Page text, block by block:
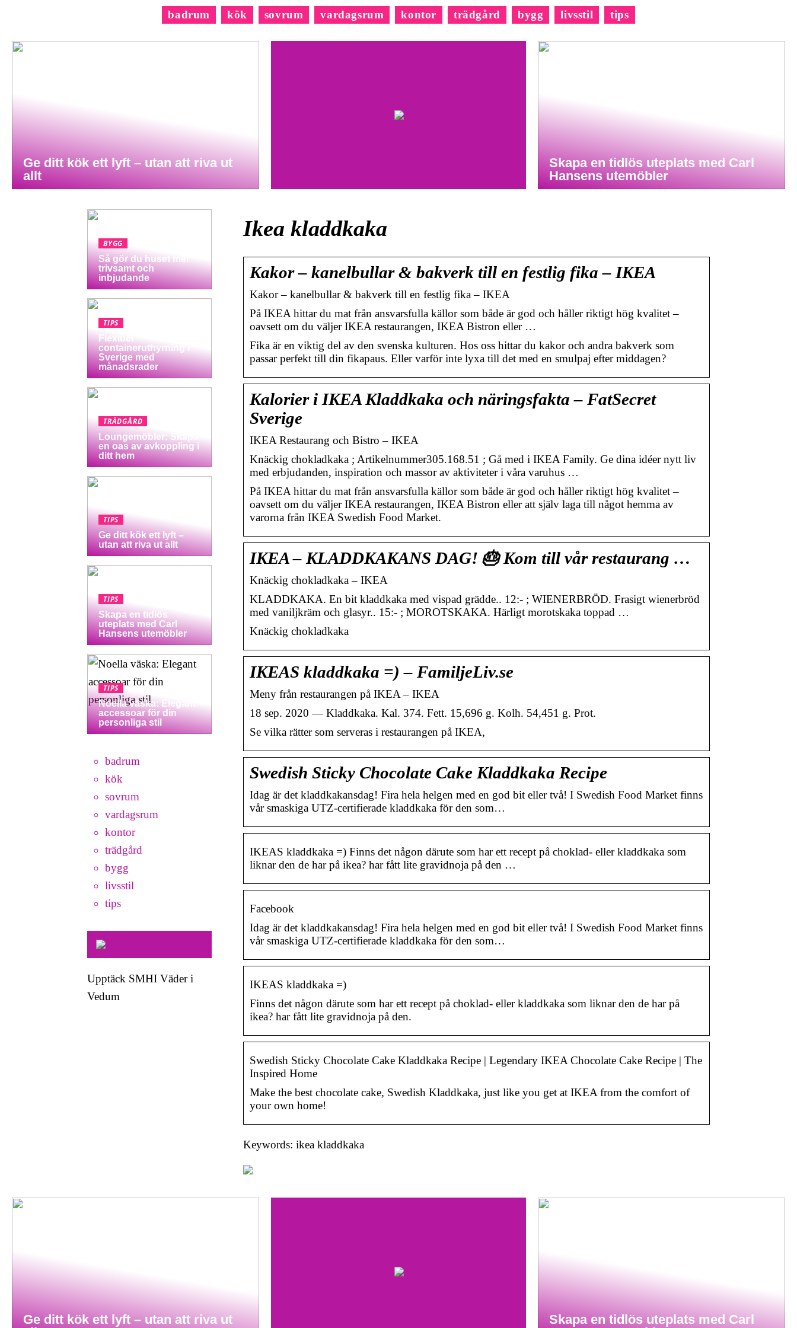
badrum kök sovrum vardagsrum kontor trädgård bygg livsstil tips
Ge ditt kök ett lyft – utan att riva ut
allt
Skapa en tidlös uteplats med Carl
Hansens utemöbler
Ikea kladdkaka
Kakor – kanelbullar & bakverk till en festlig fika – IKEA
Kakor – kanelbullar & bakverk till en festlig fika – IKEA
På IKEA hittar du mat från ansvarsfulla källor som både är god och håller riktigt hög kvalitet –
oavsett om du väljer IKEA restaurangen, IKEA Bistron eller …
Fika är en viktig del av den svenska kulturen. Hos oss hittar du kakor och andra bakverk som
passar perfekt till din fikapaus. Eller varför inte lyxa till det med en smulpaj efter middagen?
Kalorier i IKEA Kladdkaka och näringsfakta – FatSecret
Sverige
IKEA Restaurang och Bistro – IKEA
Knäckig chokladkaka ; Artikelnummer305.168.51 ; Gå med i IKEA Family. Ge dina idéer nytt liv
med erbjudanden, inspiration och massor av aktiviteter i våra varuhus …
På IKEA hittar du mat från ansvarsfulla källor som både är god och håller riktigt hög kvalitet –
oavsett om du väljer IKEA restaurangen, IKEA Bistron eller att själv laga till något hemma av
varorna från IKEA Swedish Food Market.
IKEA – KLADDKAKANS DAG! 🎂 Kom till vår restaurang …
Knäckig chokladkaka – IKEA
KLADDKAKA. En bit kladdkaka med vispad grädde.​. 12:- ; WIENERBRÖD. Frasigt wienerbröd
med vaniljkräm och glasyr.​. 15:-​ ; MOROTSKAKA. Härligt morotskaka toppad …
Knäckig chokladkaka
IKEAS kladdkaka =) – FamiljeLiv.se
Meny från restaurangen på IKEA – IKEA
18 sep. 2020 — Kladdkaka. Kal. 374. Fett. 15,696 g. Kolh. 54,451 g. Prot.
Se vilka rätter som serveras i restaurangen på IKEA,
Swedish Sticky Chocolate Cake Kladdkaka Recipe
Idag är det kladdkakansdag! Fira hela helgen med en god bit eller två! I Swedish Food Market finns
vår smaskiga UTZ-certifierade kladdkaka för den som…
IKEAS kladdkaka =) Finns det någon därute som har ett recept på choklad- eller kladdkaka som
liknar den de har på ikea? har fått lite gravidnoja på den …
Facebook
Idag är det kladdkakansdag! Fira hela helgen med en god bit eller två! I Swedish Food Market finns
vår smaskiga UTZ-certifierade kladdkaka för den som…
IKEAS kladdkaka =)
Finns det någon därute som har ett recept på choklad- eller kladdkaka som liknar den de har på
ikea? har fått lite gravidnoja på den.
Swedish Sticky Chocolate Cake Kladdkaka Recipe | Legendary IKEA Chocolate Cake Recipe | The
Inspired Home
Make the best chocolate cake, Swedish Kladdkaka, just like you get at IKEA from the comfort of
your own home!
Keywords: ikea kladdkaka
BYGG
Så gör du huset mer
trivsamt och
inbjudande
TIPS
Flexibel
containeruthyrning i
Sverige med
månadsrader
TRÄDGÅRD
Loungemöbler: Skapa
en oas av avkoppling i
ditt hem
TIPS
Ge ditt kök ett lyft –
utan att riva ut allt
TIPS
Skapa en tidlös
uteplats med Carl
Hansens utemöbler
TIPS
Noella väska: Elegant
accessoar för din
personliga stil
badrum
kök
sovrum
vardagsrum
kontor
trädgård
bygg
livsstil
tips
Upptäck SMHI Väder i
Vedum
Ge ditt kök ett lyft – utan att riva ut
Skapa en tidlös uteplats med Carl